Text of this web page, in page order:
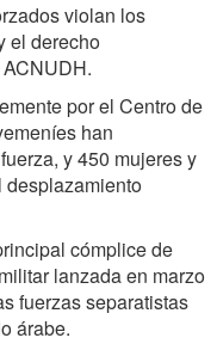
violan los
el derecho
por el Centro de
han
y 450 mujeres y
desplazamiento
cómplice de
lanzada en marzo
fuerzas separatistas
árabe.